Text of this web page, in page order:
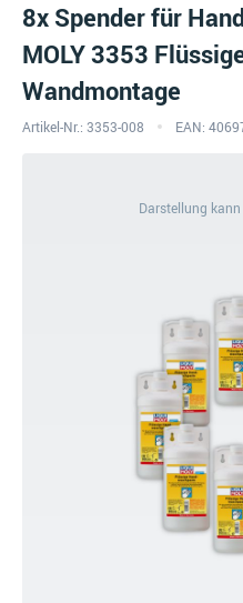
8x Spender für
MOLY 3353
Wandmontage
Artikel-Nr.: 3353-008 EAN:
Darstellung